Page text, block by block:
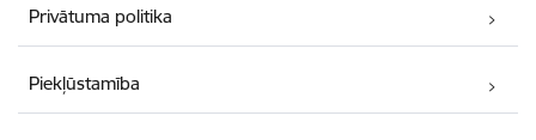
Privātuma politika
Piekļūstamība